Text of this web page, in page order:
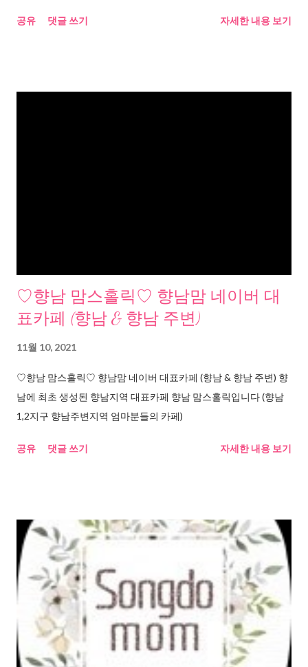
공유 댓글 쓰기 자세한 내용 보기
♡향남 맘스홀릭♡ 향남맘 네이버 대
표카페 (향남 & 향남 주변)
11월 10, 2021
♡향남 맘스홀릭♡ 향남맘 네이버 대표카페 (향남 & 향남 주변) 향
남에 최초 생성된 향남지역 대표카페 향남 맘스홀릭입니다 (향남
1,2지구 향남주변지역 엄마분들의 카페)
공유 댓글 쓰기 자세한 내용 보기